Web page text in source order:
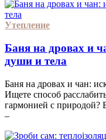
Утепление
Баня на дровах и
души и тела
Баня на дровах и чан:
Ищете способ
гармонией с природой?
–